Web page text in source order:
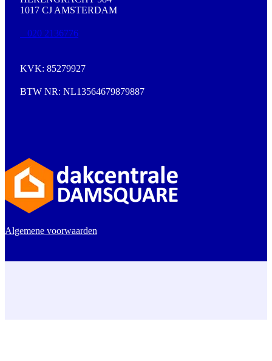
1017 CJ AMSTERDAM
020 2136776
KVK: 85279927
BTW NR: NL13564679879887
Algemene voorwaarden